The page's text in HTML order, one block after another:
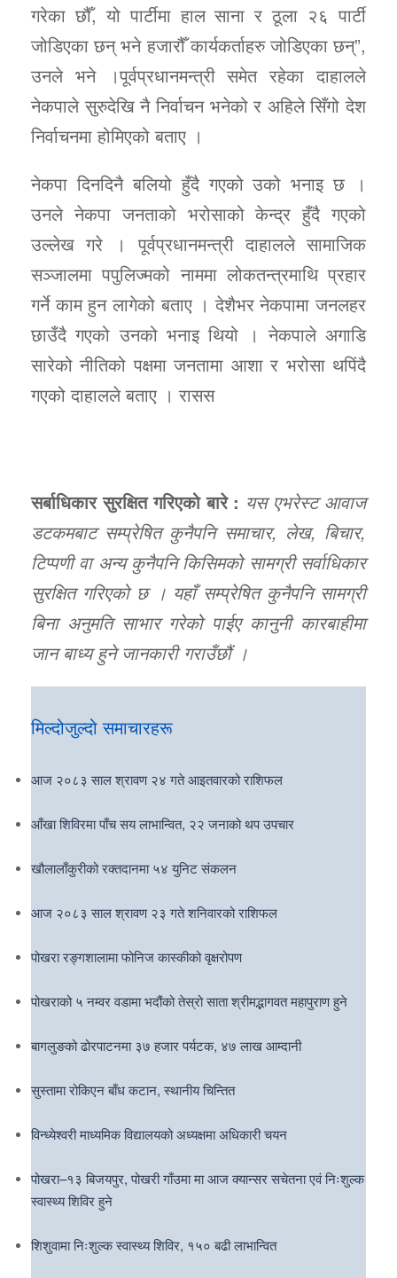
गरेका छौँ, यो पार्टीमा हाल साना र ठूला २६ पार्टी
जोडिएका छन् भने हजारौँ कार्यकर्ताहरु जोडिएका छन्”,
उनले भने ।पूर्वप्रधानमन्त्री समेत रहेका दाहालले
नेकपाले सुरुदेखि नै निर्वाचन भनेको र अहिले सिँगो देश
निर्वाचनमा होमिएको बताए ।
नेकपा दिनदिनै बलियो हुँदै गएको उको भनाइ छ ।
उनले नेकपा जनताको भरोसाको केन्द्र हुँदै गएको
उल्लेख गरे । पूर्वप्रधानमन्त्री दाहालले सामाजिक
सञ्जालमा पपुलिज्मको नाममा लोकतन्त्रमाथि प्रहार
गर्ने काम हुन लागेको बताए । देशैभर नेकपामा जनलहर
छाउँदै गएको उनको भनाइ थियो । नेकपाले अगाडि
सारेको नीतिको पक्षमा जनतामा आशा र भरोसा थपिंदै
गएको दाहालले बताए । रासस
सर्बाधिकार सुरक्षित गरिएको बारे : यस एभरेस्ट आवाज
डटकमबाट सम्प्रेषित कुनैपनि समाचार, लेख, बिचार,
टिप्पणी वा अन्य कुनैपनि किसिमको सामग्री सर्वाधिकार
सुरक्षित गरिएको छ । यहाँ सम्प्रेषित कुनैपनि सामग्री
बिना अनुमति साभार गरेको पाईए कानुनी कारबाहीमा
जान बाध्य हुने जानकारी गराउँछौं ।
मिल्दोजुल्दो समाचारहरू
आज २०८३ साल श्रावण २४ गते आइतवारको राशिफल
आँखा शिविरमा पाँच सय लाभान्वित, २२ जनाको थप उपचार
खौलालाँकुरीको रक्तदानमा ५४ युनिट संकलन
आज २०८३ साल श्रावण २३ गते शनिवारको राशिफल
पोखरा रङ्गशालामा फोनिज कास्कीको वृक्षरोपण
पोखराको ५ नम्वर वडामा भदौंको तेस्रो साता श्रीमद्भागवत महापुराण हुने
बागलुङको ढोरपाटनमा ३७ हजार पर्यटक, ४७ लाख आम्दानी
सुस्तामा रोकिएन बाँध कटान, स्थानीय चिन्तित
विन्ध्येश्वरी माध्यमिक विद्यालयको अध्यक्षमा अधिकारी चयन
पोखरा–१३ बिजयपुर, पोखरी गाँउमा मा आज क्यान्सर सचेतना एवं निःशुल्क
स्वास्थ्य शिविर हुने
शिशुवामा निःशुल्क स्वास्थ्य शिविर, १५० बढी लाभान्वित